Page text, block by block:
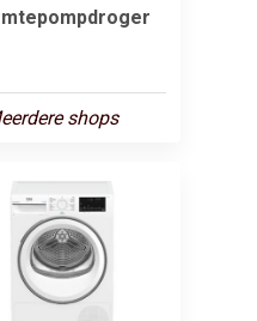
shops